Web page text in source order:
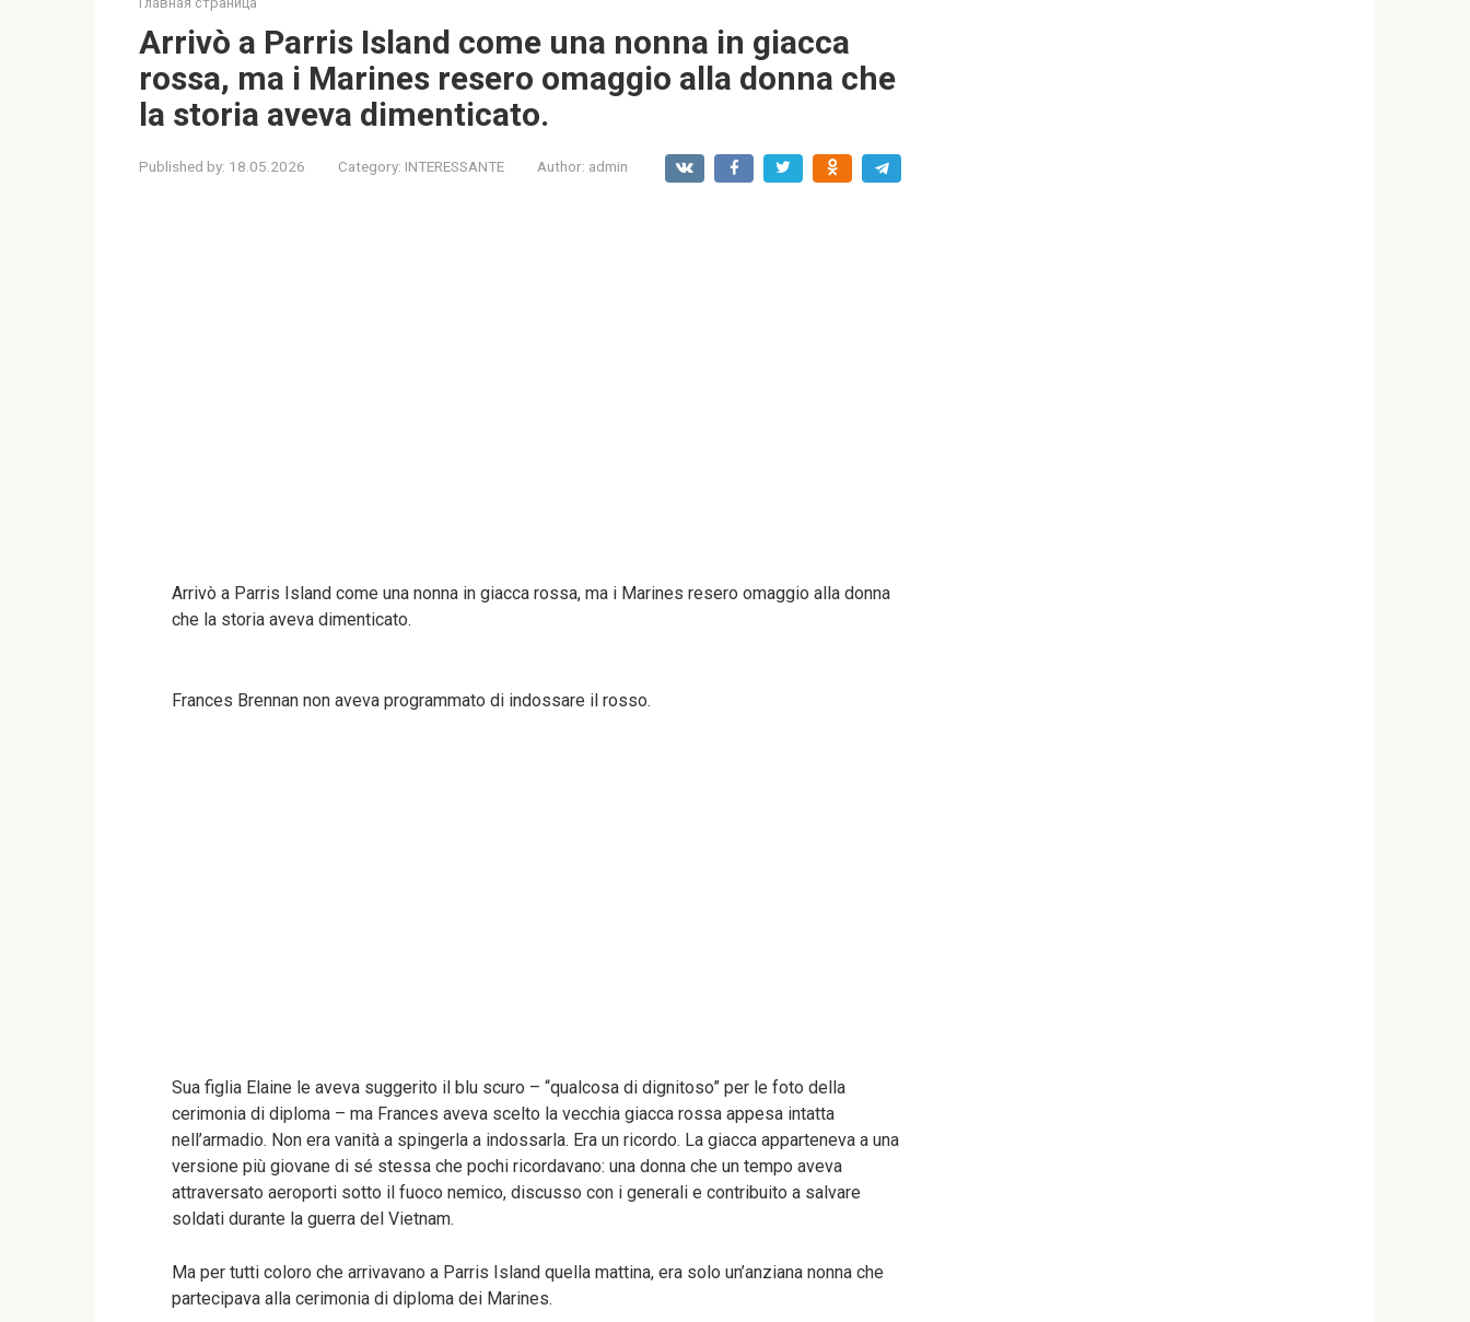
Arrivò a Parris Island come una nonna in giacca
rossa, ma i Marines resero omaggio alla donna che
la storia aveva dimenticato.
Published by: 18.05.2026 Category: INTERESSANTE Author: admin
Arrivò a Parris Island come una nonna in giacca rossa, ma i Marines resero omaggio alla donna
che la storia aveva dimenticato.
Frances Brennan non aveva programmato di indossare il rosso.
Sua figlia Elaine le aveva suggerito il blu scuro – “qualcosa di dignitoso” per le foto della
cerimonia di diploma – ma Frances aveva scelto la vecchia giacca rossa appesa intatta
nell’armadio. Non era vanità a spingerla a indossarla. Era un ricordo. La giacca apparteneva a una
versione più giovane di sé stessa che pochi ricordavano: una donna che un tempo aveva
attraversato aeroporti sotto il fuoco nemico, discusso con i generali e contribuito a salvare
soldati durante la guerra del Vietnam.
Ma per tutti coloro che arrivavano a Parris Island quella mattina, era solo un’anziana nonna che
partecipava alla cerimonia di diploma dei Marines.